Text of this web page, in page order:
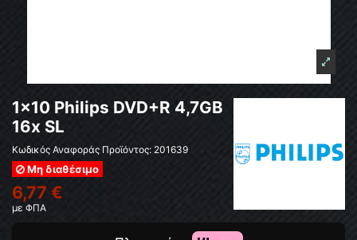
1x10 Philips DVD+R 4,7GB
16x SL
Κωδικός Αναφοράς Προϊόντος: 201639
Μη διαθέσιμο
6,77 €
με ΦΠΑ